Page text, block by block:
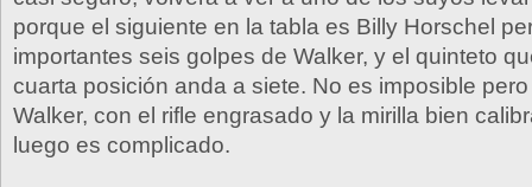
porque el siguiente en la tabla es Billy Horschel
importantes seis golpes de Walker, y el quinteto
cuarta posición anda a siete. No es imposible
Walker, con el rifle engrasado y la mirilla bien
luego es complicado.